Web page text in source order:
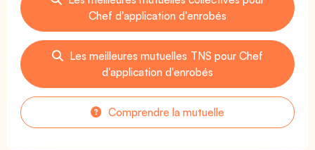
Chef d'application d'enrobés
Les meilleures mutuelles TNS pour Chef
d'application d'enrobés
Comprendre la mutuelle